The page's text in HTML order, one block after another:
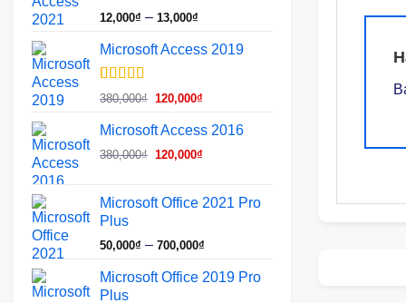
5.00trên 5
dựa trên
1
đánh giá
12,000₫ – 13,000₫
từ
đến
Microsoft Access 2019
5.00trên 5
dựa trên
1
đánh giá
380,000₫ Giá
là:
380,000₫.
120,000₫Giá
tại
là:
Microsoft Access 2016
380,000₫ Giá
380,000₫.
120,000₫Giá
là:
Microsoft Office 2021 Pro
Plus
50,000₫ – 700,000₫
từ
Microsoft Office 2019 Pro
Plus